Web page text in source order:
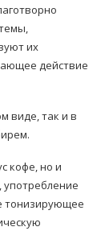
их
действие
виде, так и в
кофе, но и
употребление
тонизирующее